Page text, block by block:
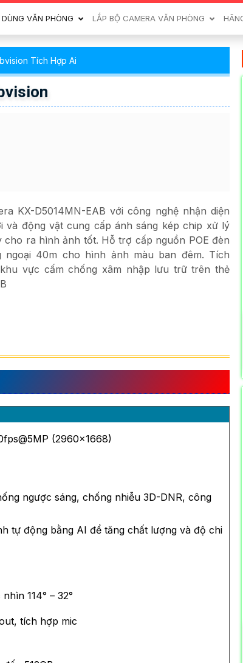
VĂN PHÒNG LẮP BỘ CAMERA VĂN PHÒNG
Tích Hợp Ai
KX-D5014MN-EAB với công nghệ nhận diện
và động vật cung cấp ánh sáng kép chip xử lý
cho ra hình ảnh tốt. Hỗ trợ cấp nguồn POE đèn
ngoại 40m cho hình ảnh màu ban đêm. Tích
vực cấm chống xâm nhập lưu trữ trên thẻ
(2960x1668)
ngược sáng, chống nhiễu 3D-DNR, công
tự động bằng AI để tăng chất lượng và độ chi
114° – 32°
tích hợp mic